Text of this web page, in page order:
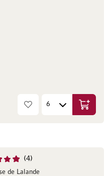
4
de Lalande